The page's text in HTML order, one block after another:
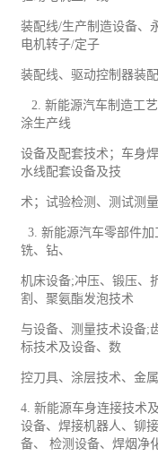
装配线/生产制造设备、
电机转子/定子
装配线、驱动控制器装配
2. 新能源汽车制造工艺
涂生产线
设备及配套技术；车身
水线配套设备及技
术；试验检测、测试测量
3. 新能源汽车零部件加
铣、钻、
机床设备;冲压、锻压、
割、聚氨酯发泡技术
与设备、测量技术设备;
标技术及设备、数
控刀具、涂层技术、金
4. 新能源车身连接技术
设备、焊接机器人、铆
备、 检测设备、焊烟净